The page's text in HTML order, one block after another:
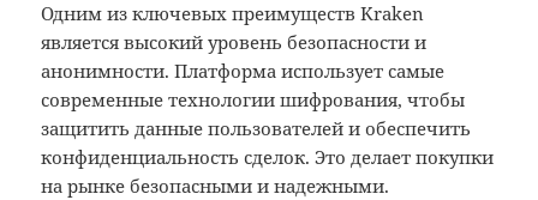
Одним из ключевых преимуществ Kraken
является высокий уровень безопасности и
анонимности. Платформа использует самые
современные технологии шифрования, чтобы
защитить данные пользователей и обеспечить
конфиденциальность сделок. Это делает покупки
на рынке безопасными и надежными.